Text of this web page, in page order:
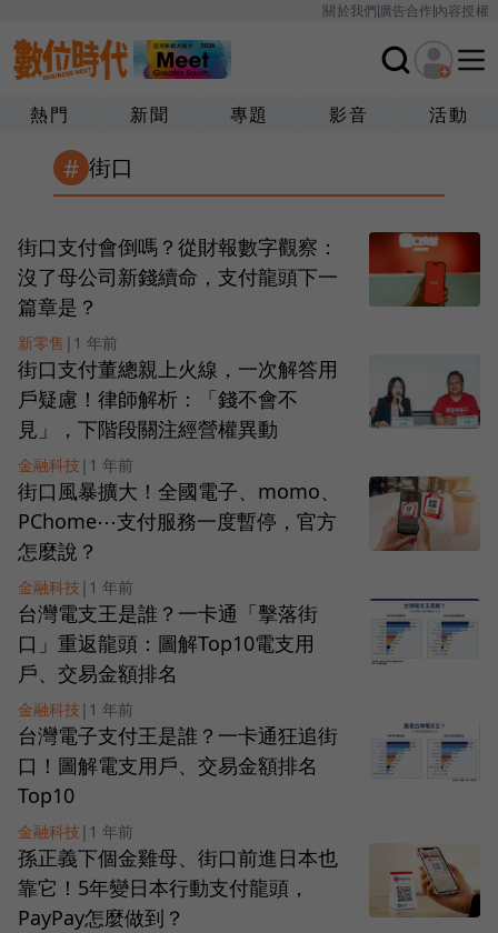
關於我們廣告合作內容授權
熱門 新聞 專題 影音 活動
# 街口
街口支付會倒嗎？從財報數字觀察：
沒了母公司新錢續命，支付龍頭下一
篇章是？
新零售 | 1 年前
街口支付董總親上火線，一次解答用
戶疑慮！律師解析：「錢不會不
見」，下階段關注經營權異動
金融科技 | 1 年前
街口風暴擴大！全國電子、momo、
PChome⋯支付服務一度暫停，官方
怎麼說？
金融科技 | 1 年前
台灣電支王是誰？一卡通「擊落街
口」重返龍頭：圖解Top10電支用
戶、交易金額排名
金融科技 | 1 年前
台灣電子支付王是誰？一卡通狂追街
口！圖解電支用戶、交易金額排名
Top10
金融科技 | 1 年前
孫正義下個金雞母、街口前進日本也
靠它！5年變日本行動支付龍頭，
PayPay怎麼做到？